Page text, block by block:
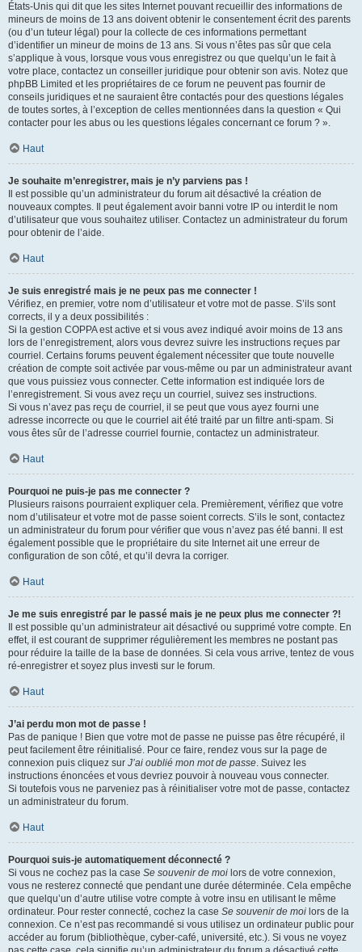
États-Unis qui dit que les sites Internet pouvant recueillir des informations de
mineurs de moins de 13 ans doivent obtenir le consentement écrit des parents
(ou d’un tuteur légal) pour la collecte de ces informations permettant
d’identifier un mineur de moins de 13 ans. Si vous n’êtes pas sûr que cela
s’applique à vous, lorsque vous vous enregistrez ou que quelqu’un le fait à
votre place, contactez un conseiller juridique pour obtenir son avis. Notez que
phpBB Limited et les propriétaires de ce forum ne peuvent pas fournir de
conseils juridiques et ne sauraient être contactés pour des questions légales
de toutes sortes, à l’exception de celles mentionnées dans la question « Qui
contacter pour les abus ou les questions légales concernant ce forum ? ».
Haut
Je souhaite m’enregistrer, mais je n’y parviens pas !
Il est possible qu’un administrateur du forum ait désactivé la création de
nouveaux comptes. Il peut également avoir banni votre IP ou interdit le nom
d’utilisateur que vous souhaitez utiliser. Contactez un administrateur du forum
pour obtenir de l’aide.
Haut
Je suis enregistré mais je ne peux pas me connecter !
Vérifiez, en premier, votre nom d’utilisateur et votre mot de passe. S’ils sont
corrects, il y a deux possibilités :
Si la gestion COPPA est active et si vous avez indiqué avoir moins de 13 ans
lors de l’enregistrement, alors vous devrez suivre les instructions reçues par
courriel. Certains forums peuvent également nécessiter que toute nouvelle
création de compte soit activée par vous-même ou par un administrateur avant
que vous puissiez vous connecter. Cette information est indiquée lors de
l’enregistrement. Si vous avez reçu un courriel, suivez ses instructions.
Si vous n’avez pas reçu de courriel, il se peut que vous ayez fourni une
adresse incorrecte ou que le courriel ait été traité par un filtre anti-spam. Si
vous êtes sûr de l’adresse courriel fournie, contactez un administrateur.
Haut
Pourquoi ne puis-je pas me connecter ?
Plusieurs raisons pourraient expliquer cela. Premièrement, vérifiez que votre
nom d’utilisateur et votre mot de passe soient corrects. S’ils le sont, contactez
un administrateur du forum pour vérifier que vous n’avez pas été banni. Il est
également possible que le propriétaire du site Internet ait une erreur de
configuration de son côté, et qu’il devra la corriger.
Haut
Je me suis enregistré par le passé mais je ne peux plus me connecter ?!
Il est possible qu’un administrateur ait désactivé ou supprimé votre compte. En
effet, il est courant de supprimer régulièrement les membres ne postant pas
pour réduire la taille de la base de données. Si cela vous arrive, tentez de vous
ré-enregistrer et soyez plus investi sur le forum.
Haut
J’ai perdu mon mot de passe !
Pas de panique ! Bien que votre mot de passe ne puisse pas être récupéré, il
peut facilement être réinitialisé. Pour ce faire, rendez vous sur la page de
connexion puis cliquez sur J’ai oublié mon mot de passe. Suivez les
instructions énoncées et vous devriez pouvoir à nouveau vous connecter.
Si toutefois vous ne parveniez pas à réinitialiser votre mot de passe, contactez
un administrateur du forum.
Haut
Pourquoi suis-je automatiquement déconnecté ?
Si vous ne cochez pas la case Se souvenir de moi lors de votre connexion,
vous ne resterez connecté que pendant une durée déterminée. Cela empêche
que quelqu’un d’autre utilise votre compte à votre insu en utilisant le même
ordinateur. Pour rester connecté, cochez la case Se souvenir de moi lors de la
connexion. Ce n’est pas recommandé si vous utilisez un ordinateur public pour
accéder au forum (bibliothèque, cyber-café, université, etc.). Si vous ne voyez